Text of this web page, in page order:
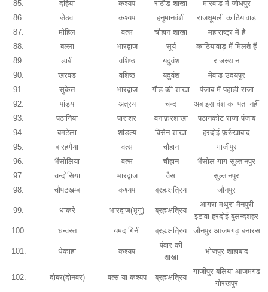
85. दहिया कश्यप राठौड शाखा
मारवाड में जोधपुर
86.
जेठवा कश्यप हनुमानवंशी
राजधूमली काठियावाड
87.
मोहिल वत्स चौहान शाखा
महाराष्ट्र मे है
88.
बल्ला भारद्वाज सूर्य
काठियावाड़ में मिलते हैं
89.
डाबी वशिष्ठ यदुवंश
राजस्थान
90.
खरवड वशिष्ठ यदुवंश
मेवाड उदयपुर
91.
सुकेत भारद्वाज गौड की शाखा
पंजाब में पहाडी राजा
92.
पांड्य अत्रय चन्द
अब इस वंश का पता नहीं
93.
पठानिया पाराशर वनाफ़रशाखा
पठानकोट राजा पंजाब
94.
बमटेला शांडल्य विसेन शाखा
हरदोई फ़र्रुखाबाद
95.
बारहगैया वत्स चौहान
गाजीपुर
96.
भैंसोलिया वत्स चौहान
भैंसोल गाग सुल्तानपुर
97.
चन्दोसिया भारद्वाज वैस
सुल्तानपुर
98.
चौपटखम्ब कश्यप ब्रह्मक्षत्रिय जौनपुर
99. धाकरे भारद्वाज(भृगु) ब्रह्मक्षत्रिय
आगरा मथुरा मैनपुरी
इटावा हरदोई बुलन्दशहर
100.
धन्वस्त यमदागिनी ब्रह्मक्षत्रिय जौनपुर आजमगढ़ बनारस
101. धेकाहा कश्यप
पंवार की
शाखा
भोजपुर शाहाबाद
102. दोबर(दोनवर) वत्स या कश्यप ब्रह्मक्षत्रिय
गाजीपुर बलिया आजमगढ़
गोरखपुर